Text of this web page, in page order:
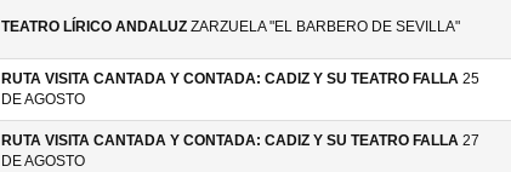
TEATRO LÍRICO ANDALUZ ZARZUELA "EL BARBERO DE SEVILLA"
RUTA VISITA CANTADA Y CONTADA: CADIZ Y SU TEATRO FALLA 25
DE AGOSTO
RUTA VISITA CANTADA Y CONTADA: CADIZ Y SU TEATRO FALLA 27
DE AGOSTO